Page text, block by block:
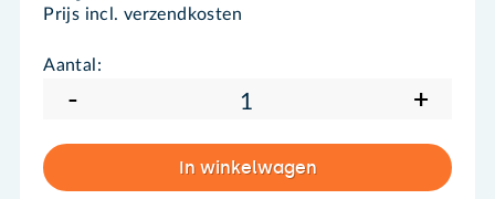
Prijs incl. verzendkosten
Aantal:
- +
In winkelwagen